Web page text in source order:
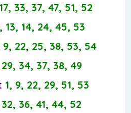
17, 33, 37, 47, 51, 52
13, 14, 24, 45, 53
9, 22, 25, 38, 53, 54
34, 37, 38, 49
1, 9, 22, 29, 51, 53
36, 41, 44, 52